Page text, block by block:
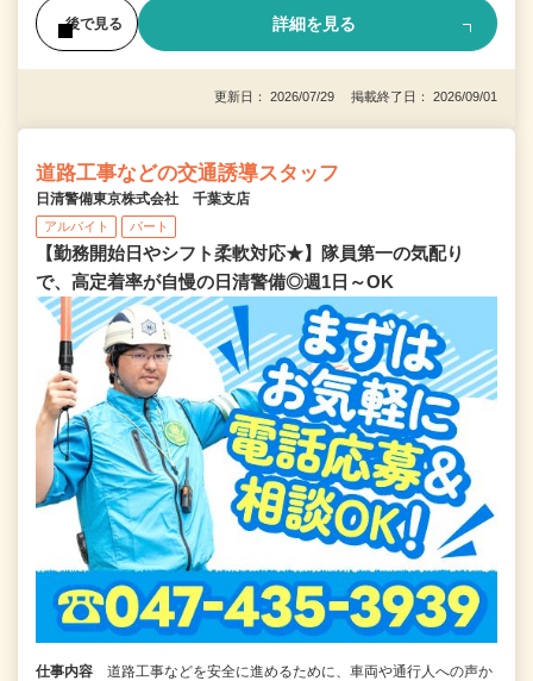
後で見る 詳細を見る
更新日： 2026/07/29 掲載終了日： 2026/09/01
道路工事などの交通誘導スタッフ
日清警備東京株式会社 千葉支店
アルバイト パート
【勤務開始日やシフト柔軟対応★】隊員第一の気配り
で、高定着率が自慢の日清警備◎週1日～OK
仕事内容 道路工事などを安全に進めるために、車両や通行人への声か